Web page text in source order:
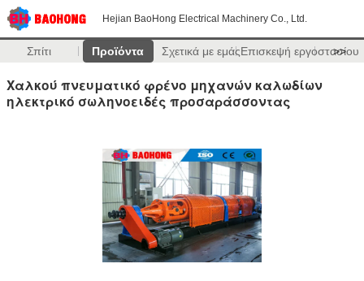
Hejian BaoHong Electrical Machinery Co., Ltd.
Σπίτι Προϊόντα Σχετικά με εμάςΕπισκεψή εργοστασίου
>>
Χαλκού πνευματικό φρένο μηχανών καλωδίων
ηλεκτρικό σωληνοειδές προσαράσσοντας